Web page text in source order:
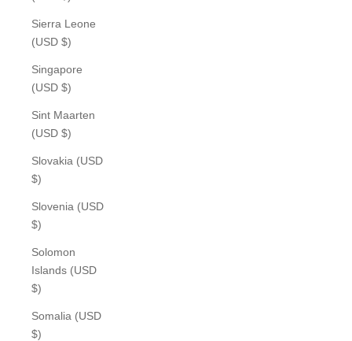
Sierra Leone
(USD $)
Singapore
(USD $)
Sint Maarten
(USD $)
Slovakia (USD
$)
Slovenia (USD
$)
Solomon
Islands (USD
$)
Somalia (USD
$)